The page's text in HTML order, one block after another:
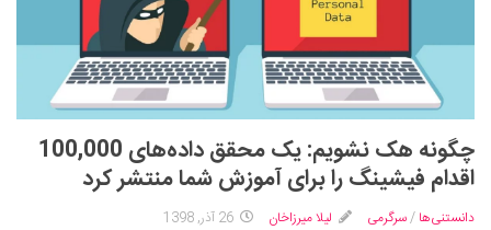
رستوران گردی
آشپزی
سفر و گردشگری
ایران گردی
جهان گردی
چگونه هک نشویم: یک محقق داده‌های 100,000
اقدام فیشینگ را برای آموزش شما منتشر کرد
دانستنی‌ها /سرگرمی لیلا میرزاخان 26 آذر, 1398